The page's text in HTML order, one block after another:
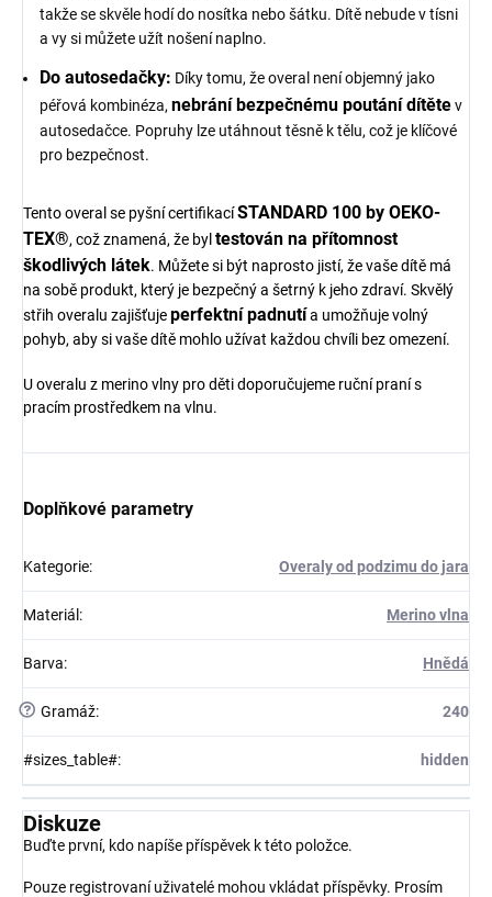
takže se skvěle hodí do nosítka nebo šátku. Dítě nebude v tísni
a vy si můžete užít nošení naplno.
Do autosedačky: Díky tomu, že overal není objemný jako
péřová kombinéza, nebrání bezpečnému poutání dítětev
autosedačce. Popruhy lze utáhnout těsně k tělu, což je klíčové
pro bezpečnost.
Tento overal se pyšní certifikacíSTANDARD 100 by OEKO-
TEX®, což znamená, že byltestován na přítomnost
škodlivých látek. Můžete si být naprosto jistí, že vaše dítě má
na sobě produkt, který je bezpečný a šetrný k jeho zdraví. Skvělý
střih overalu zajišťujeperfektní padnutía umožňuje volný
pohyb, aby si vaše dítě mohlo užívat každou chvíli bez omezení.
U overalu z merino vlny pro děti doporučujeme ruční praní s
pracím prostředkem na vlnu.
Doplňkové parametry
Kategorie: Overaly od podzimu do jara
Materiál: Merino vlna
Barva: Hnědá
? Gramáž: 240
#sizes_table#: hidden
Diskuze
Buďte první, kdo napíše příspěvek k této položce.
Pouze registrovaní uživatelé mohou vkládat příspěvky. Prosím